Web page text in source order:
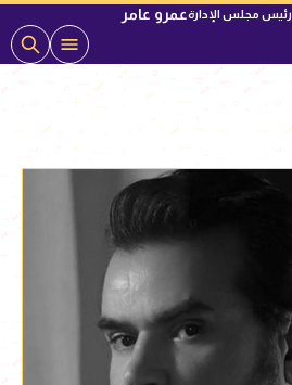
رئيس مجلس الإدارةعمرو عامر